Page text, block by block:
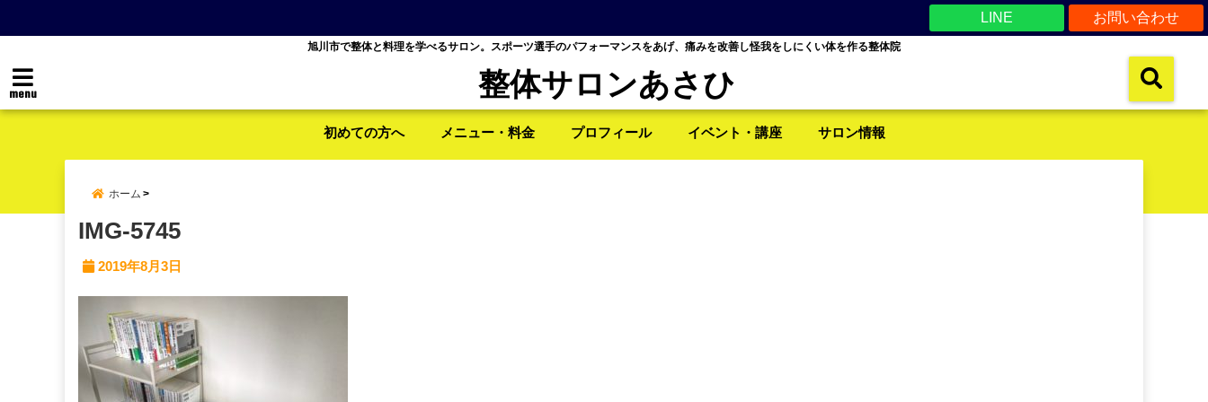
お問い合わせ
LINE
旭川市で整体と料理を学べるサロン。スポーツ選手のパフォーマンスをあげ、痛みを改善し怪我をしにくい体を作る整体院
menu 整体サロンあさひ
初めての方へ メニュー・料金 プロフィール イベント・講座 サロン情報
ホーム
IMG-5745
2019年8月3日